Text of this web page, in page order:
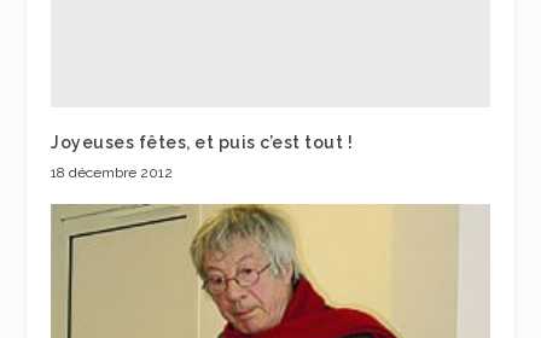
Joyeuses fêtes, et puis c’est tout !
18 décembre 2012